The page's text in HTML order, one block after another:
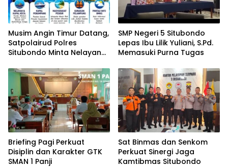
Musim Angin Timur Datang,
Satpolairud Polres
Situbondo Minta Nelayan
di Laut
SMP Negeri 5 Situbondo
Lepas Ibu Lilik Yuliani, S.Pd.
Memasuki Purna Tugas
Briefing Pagi Perkuat
Disiplin dan Karakter GTK
SMAN 1 Panji
Sat Binmas dan Senkom
Perkuat Sinergi Jaga
Kamtibmas Situbondo